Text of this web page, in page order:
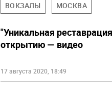
ВОКЗАЛЫ МОСКВА
"Уникальная
открытию — видео
17 августа 2020, 18:49